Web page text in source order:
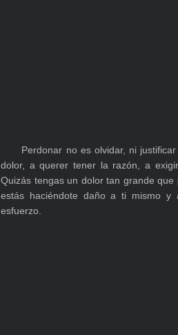
Perdonar no es olvidar, ni justificar
dolor, a querer tener la razón, a
Quizás tengas un dolor tan grande
estás haciéndote daño a ti mismo y
esfuerzo.